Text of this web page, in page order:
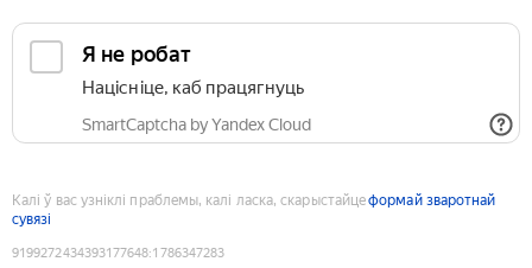
Я не робат
Націсніце, каб працягнуць
SmartCaptcha by Yandex Cloud
Калі ў вас узніклі праблемы, калі ласка, скарыстайцеформай зваротнай
сувязі
9199272434393177648:1786347283